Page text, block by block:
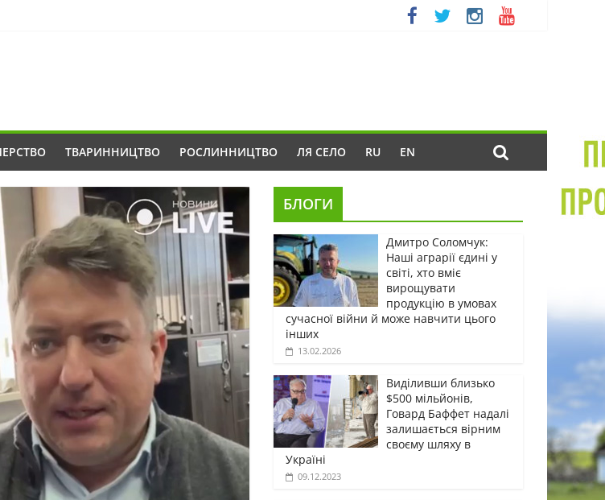
ТВАРИННИЦТВО РОСЛИННИЦТВО ЛЯ СЕЛО RU EN
БЛОГИ
Дмитро Соломчук:
Наші аграрії єдині у
світі, хто вміє
вирощувати
продукцію в умовах
сучасної війни й може навчити цього
інших
13.02.2026
Виділивши близько
$500 мільйонів,
Говард Баффет надалі
залишається вірним
своєму шляху в
Україні
09.12.2023